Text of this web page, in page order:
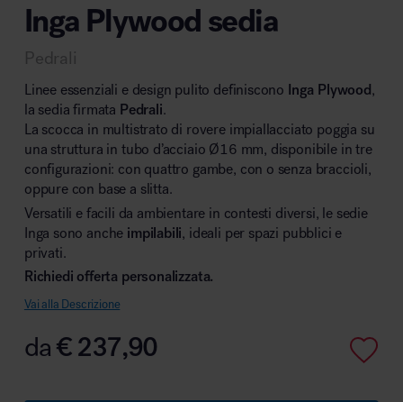
Area lounge e attesa
Area outdoor
Area hospitality
Inga Plywood sedia
Pedrali
Linee essenziali e design pulito definiscono Inga Plywood,
la sedia firmata Pedrali.
La scocca in multistrato di rovere impiallacciato poggia su
una struttura in tubo d’acciaio Ø16 mm, disponibile in tre
configurazioni: con quattro gambe, con o senza braccioli,
oppure con base a slitta.
Versatili e facili da ambientare in contesti diversi, le sedie
Inga sono anche impilabili, ideali per spazi pubblici e
privati.
Richiedi offerta personalizzata.
Vai alla Descrizione
da€237,90